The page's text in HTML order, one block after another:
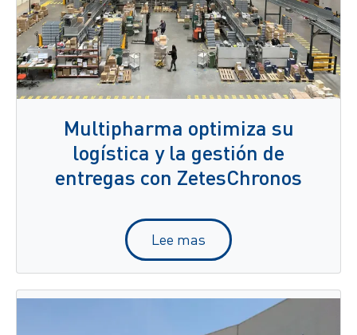
Multipharma optimiza su
logística y la gestión de
entregas con ZetesChronos
Lee mas